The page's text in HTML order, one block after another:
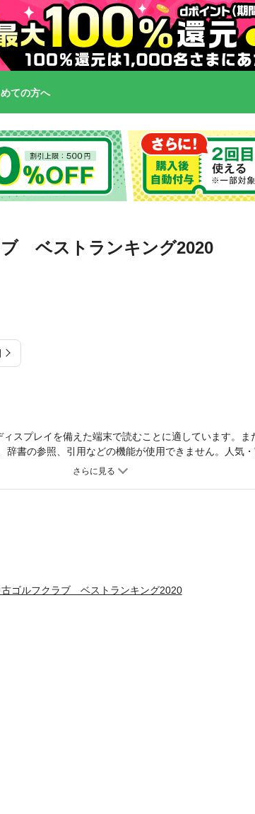
ての方へ
ベストランキング2020
スプレイを備えた端末で読むことに適しています。ま
辞書の参照、引用などの機能が使用できません。人気・
定人、中山功一氏がセレクトしたドライバー、アイアン
ゴルフクラブ ベストランキング2020